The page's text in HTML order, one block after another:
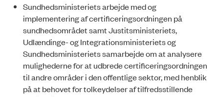
Sundhedsministeriets arbejde med og
implementering af certificeringsordningen på
sundhedsområdet samt Justitsministeriets,
Udlændinge- og Integrationsministeriets og
Sundhedsministeriets samarbejde om at analysere
mulighederne for at udbre­de certificeringsordningen
til andre områder i den offentlige sektor, med henblik
på at behovet for tolkeydelser af tilfredsstillende